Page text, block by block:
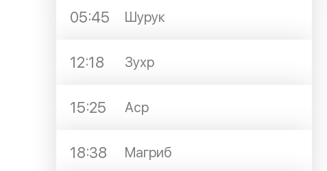
05:45 Шурук
12:18 Зухр
15:25 Аср
18:38 Магриб